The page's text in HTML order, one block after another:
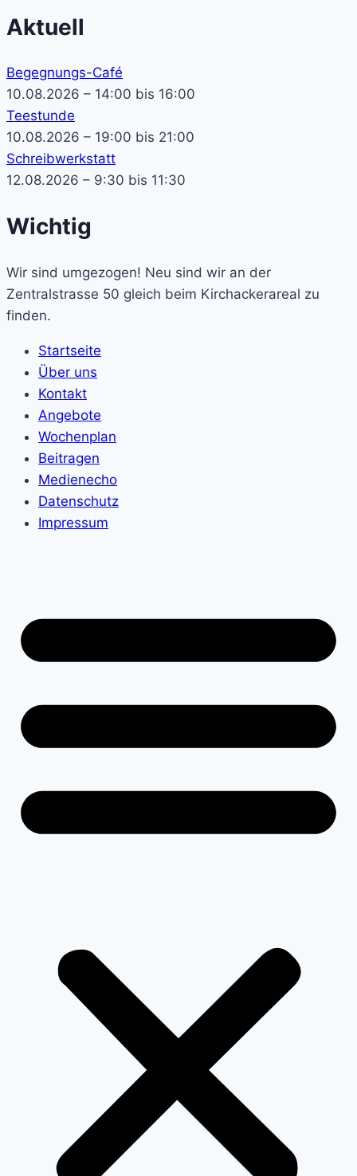
Aktuell
Begegnungs-Café
10.08.2026 – 14:00 bis 16:00
Teestunde
10.08.2026 – 19:00 bis 21:00
Schreibwerkstatt
12.08.2026 – 9:30 bis 11:30
Wichtig
Wir sind umgezogen! Neu sind wir an der
Zentralstrasse 50 gleich beim Kirchackerareal zu
finden.
Startseite
Über uns
Kontakt
Angebote
Wochenplan
Beitragen
Medienecho
Datenschutz
Impressum